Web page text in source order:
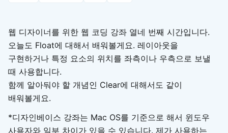
웹 디자이너를 위한 웹 코딩 강좌 열네 번째 시간입니다.
오늘도 Float에 대해서 배워볼게요. 레이아웃을
구현하거나 특정 요소의 위치를 좌측이나 우측으로 보낼
때 사용합니다.
함께 알아둬야 할 개념인 Clear에 대해서도 같이
배워볼게요.
*디자인베이스 강좌는 Mac OS를 기준으로 해서 윈도우
사용자와 일부 차이가 있을 수 있습니다. 제가 사용하는